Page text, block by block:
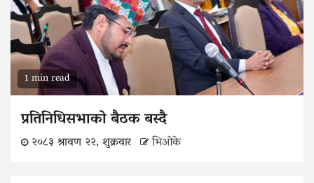
1 min read
प्रतिनिधिसभाको बैठक बस्दै
२०८३ श्रावण २२, शुक्रवार भिओके